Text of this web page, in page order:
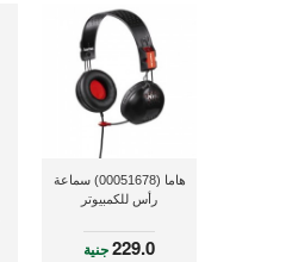
هاما (00051678) سماعة
رأس للكمبيوتر
229.0جنية